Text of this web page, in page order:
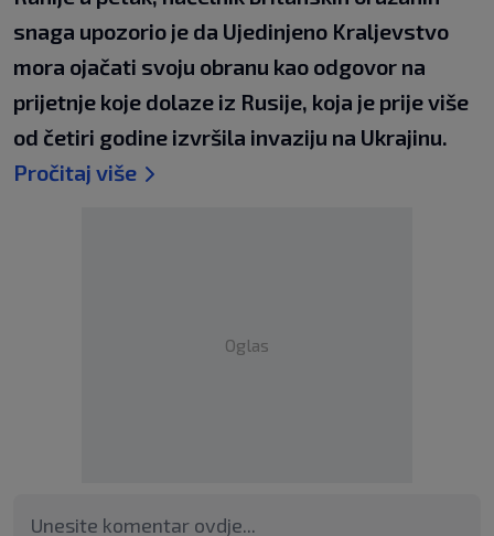
snaga upozorio je da Ujedinjeno Kraljevstvo
mora ojačati svoju obranu kao odgovor na
prijetnje koje dolaze iz Rusije, koja je prije više
od četiri godine izvršila invaziju na Ukrajinu.
Pročitaj više
Oglas